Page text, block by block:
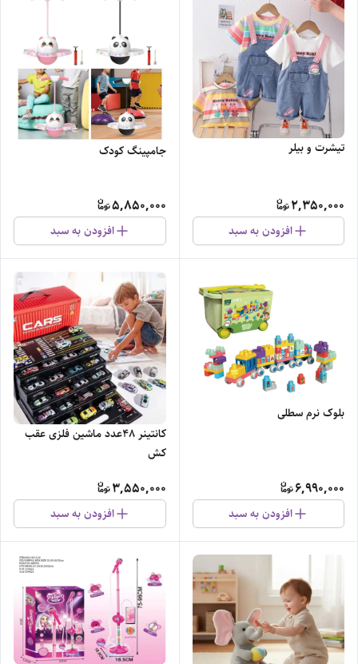
تیشرت و بیلر
2,350,000
افزودن به سبد
جامپینگ کودک
5,850,000
افزودن به سبد
بلوک نرم سطلی
6,990,000
افزودن به سبد
کانتینر ۴۸عدد ماشین فلزی عقب
کش
3,550,000
افزودن به سبد